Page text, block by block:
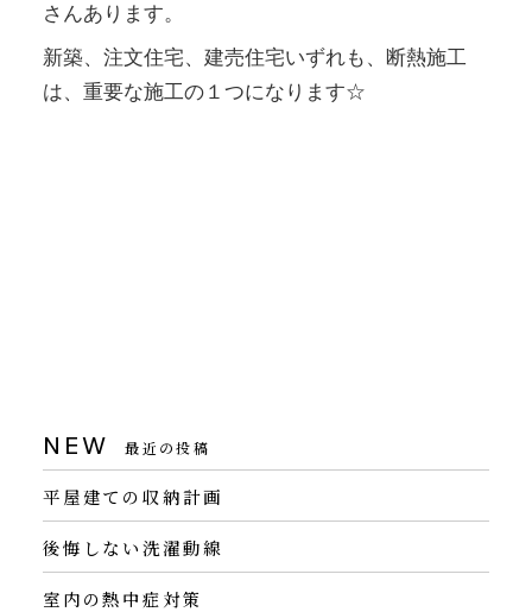
さんあります。
新築、注文住宅、建売住宅いずれも、断熱施工
は、重要な施工の１つになります☆
NEW 最近の投稿
平屋建ての収納計画
後悔しない洗濯動線
室内の熱中症対策